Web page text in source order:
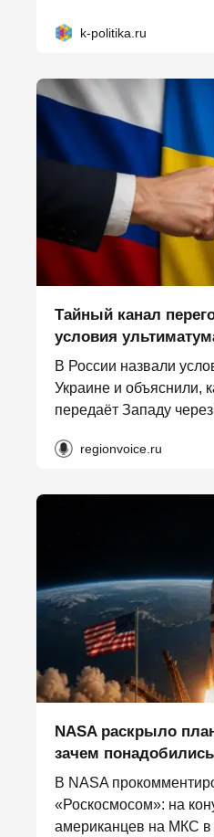
k-politika.ru
Тайный канал
условия
В России назвали
Украине и объяснили,
передаёт Западу
regionvoice.ru
NASA раскрыло
зачем
В NASA
«Роскосмосом»: на
американцев на МКС в